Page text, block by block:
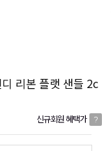
리본 플랫 샌들 2c
신규회원 혜택가 ?